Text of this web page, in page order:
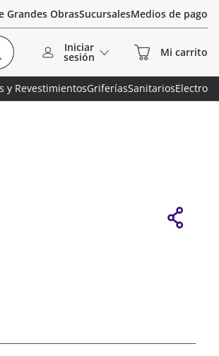
Grandes ObrasSucursalesMedios de pago
Iniciar
sesión
y RevestimientosGriferíasSanitariosElectro